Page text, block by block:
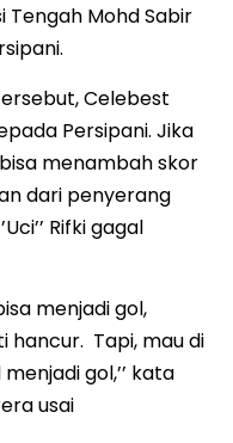
Tengah Mohd Sabir
Celebest
Persipani. Jika
menambah skor
dari penyerang
Rifki gagal
menjadi gol,
hancur. Tapi, mau di
gol,’’ kata
usai